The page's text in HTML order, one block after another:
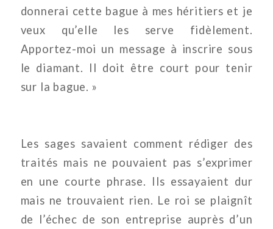
donnerai cette bague à mes héritiers et je
veux qu’elle les serve fidèlement.
Apportez-moi un message à inscrire sous
le diamant. Il doit être court pour tenir
sur la bague. »
Les sages savaient comment rédiger des
traités mais ne pouvaient pas s’exprimer
en une courte phrase. Ils essayaient dur
mais ne trouvaient rien. Le roi se plaignît
de l’échec de son entreprise auprès d’un